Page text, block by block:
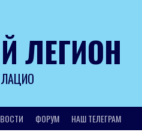
ЛЕГИОН
ФОРУМ НАШ ТЕЛЕГРАМ